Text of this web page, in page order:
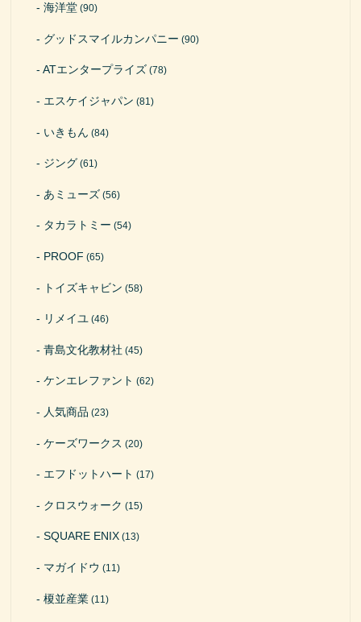
海洋堂 (90)
グッドスマイルカンパニー (90)
ATエンタープライズ (78)
エスケイジャパン (81)
いきもん (84)
ジング (61)
あミューズ (56)
タカラトミー (54)
PROOF (65)
トイズキャビン (58)
リメイユ (46)
青島文化教材社 (45)
ケンエレファント (62)
人気商品 (23)
ケーズワークス (20)
エフドットハート (17)
クロスウォーク (15)
SQUARE ENIX (13)
マガイドウ (11)
榎並産業 (11)